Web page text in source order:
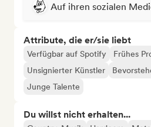
Auf ihren sozialen
Attribute, die er/sie liebt
Verfügbar auf Spotify
Frühes
Unsignierter Künstler
Junge Talente
Du willst nicht erhalten...